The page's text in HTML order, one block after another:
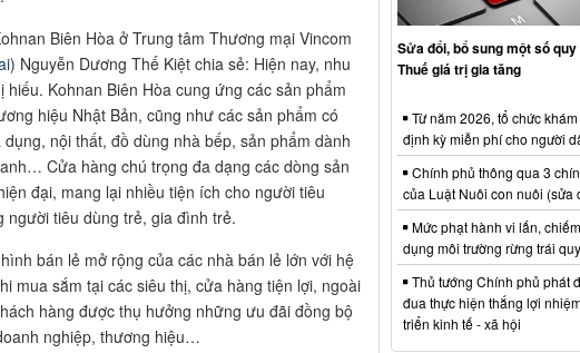
Biên Hòa ở Trung tâm Thương mại Vincom
) Nguyễn Dương Thế Kiệt chia sẻ: Hiện nay, nhu
Kohnan Biên Hòa cung ứng các sản phẩm
hiệu Nhật Bản, cũng như các sản phẩm có
nội thất, đồ dùng nhà bếp, sản phẩm dành
Cửa hàng chú trọng đa dạng các dòng sản
đại, mang lại nhiều tiện ích cho người tiêu
người tiêu dùng trẻ, gia đình trẻ.
bán lẻ mở rộng của các nhà bán lẻ lớn với hệ
mua sắm tại các siêu thị, cửa hàng tiện lợi, ngoài
hàng được thụ hưởng những ưu đãi đồng bộ
nghiệp, thương hiệu…
Sửa đổi, bổ sung một số
Thuế giá trị gia tăng
Từ năm 2026, tổ chức
định kỳ miễn phí cho người
Chính phủ thông qua 3
của Luật Nuôi con nuôi (sửa
Mức phạt hành vi lấn,
dụng môi trường rừng trái
Thủ tướng Chính phủ phát
đua thực hiện thắng lợi
triển kinh tế - xã hội